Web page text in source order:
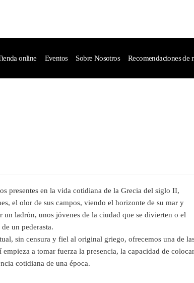
online Eventos Sobre Nosotros Recomendaciones de
presentes en la vida cotidiana de la Grecia del siglo II,
el olor de sus campos, viendo el horizonte de su mar y
un ladrón, unos jóvenes de la ciudad que se divierten o el
un pederasta.
sin censura y fiel al original griego, ofrecemos una de
a tomar fuerza la presencia, la capacidad de colocar
cotidiana de una época.